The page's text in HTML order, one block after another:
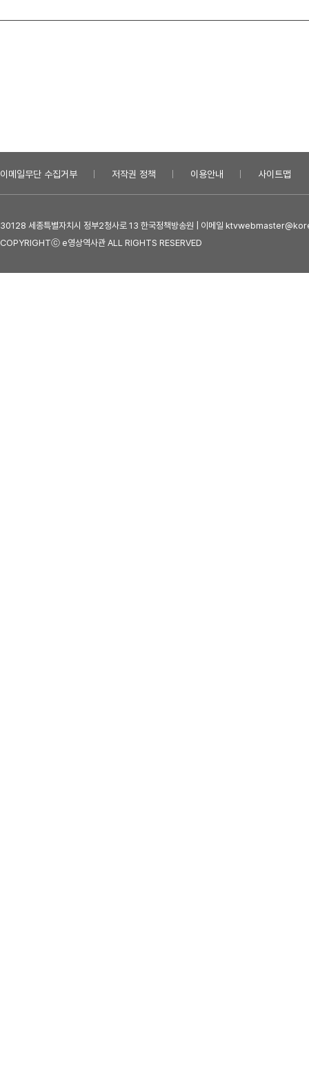
이메일무단 수집거부 저작권 정책 이용안내 사이트맵
30128 세종특별자치시 정부2청사로 13 한국정책방송원 | 이메일
COPYRIGHTⓒ e영상역사관 ALL RIGHTS RESERVED